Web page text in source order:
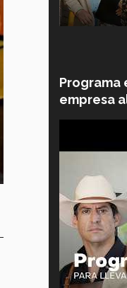
Programa
empresa